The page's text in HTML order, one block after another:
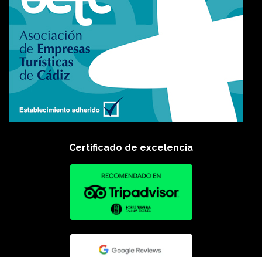
Certificado de excelencia